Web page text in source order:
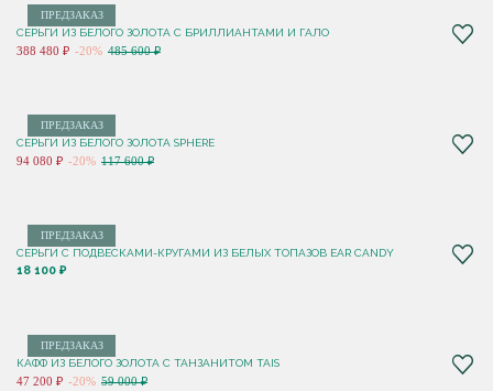
ПРЕДЗАКАЗ
СЕРЬГИ ИЗ БЕЛОГО ЗОЛОТА С БРИЛЛИАНТАМИ И ГАЛО
388 480 ₽ -20% 485 600 ₽
ПРЕДЗАКАЗ
СЕРЬГИ ИЗ БЕЛОГО ЗОЛОТА SPHERE
94 080 ₽ -20% 117 600 ₽
ПРЕДЗАКАЗ
СЕРЬГИ С ПОДВЕСКАМИ-КРУГАМИ ИЗ БЕЛЫХ ТОПАЗОВ EAR CANDY
18 100 ₽
ПРЕДЗАКАЗ
КАФФ ИЗ БЕЛОГО ЗОЛОТА С ТАНЗАНИТОМ TAIS
47 200 ₽ -20% 59 000 ₽